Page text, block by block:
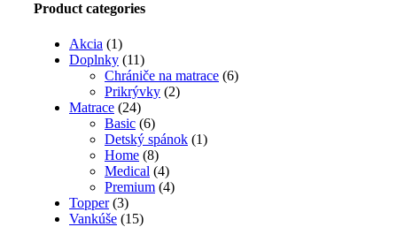
Product categories
Akcia (1)
Doplnky (11)
Chrániče na matrace (6)
Prikrývky (2)
Matrace (24)
Basic (6)
Detský spánok (1)
Home (8)
Medical (4)
Premium (4)
Topper (3)
Vankúše (15)